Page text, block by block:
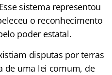
sistema representou
o reconhecimento
poder estatal.
disputas por terras
de uma lei comum, de